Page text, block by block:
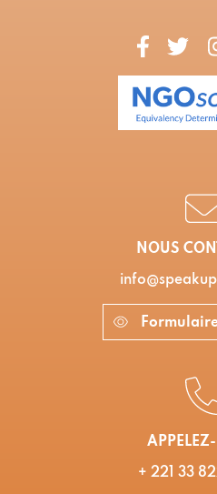
NOUS
+ 221 33